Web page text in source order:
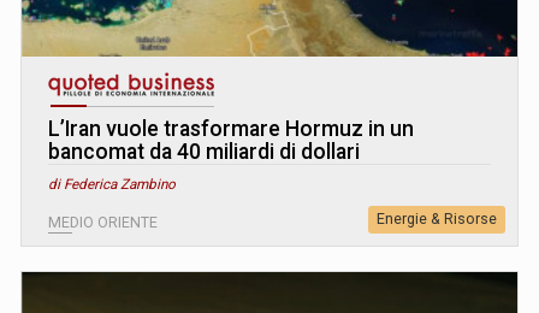
L’Iran vuole trasformare Hormuz in un
bancomat da 40 miliardi di dollari
di Federica Zambino
MEDIO ORIENTE Energie & Risorse